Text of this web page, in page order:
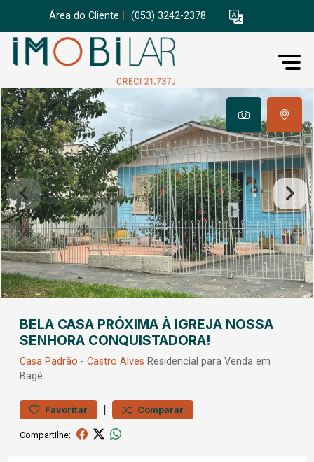
Área do Cliente (053) 3242-2378
BELA CASA PRÓXIMA À IGREJA NOSSA
SENHORA CONQUISTADORA!
Casa Padrão - Castro Alves Residencial para Venda em
Bagé
Favoritar | Comparar
Compartilhe: